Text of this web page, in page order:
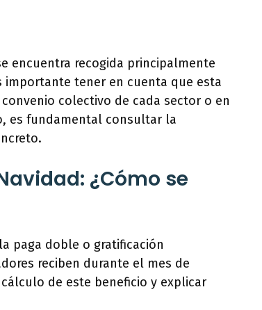
encuentra recogida principalmente
importante tener en cuenta que esta
colectivo de cada sector o en
es fundamental consultar la
¿Cómo se
paga doble o gratificación
reciben durante el mes de
de este beneficio y explicar